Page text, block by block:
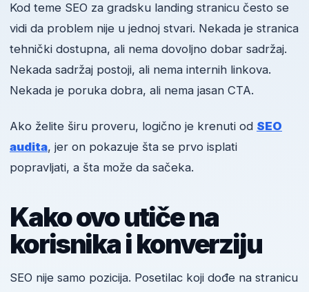
Kod teme SEO za gradsku landing stranicu često se
vidi da problem nije u jednoj stvari. Nekada je stranica
tehnički dostupna, ali nema dovoljno dobar sadržaj.
Nekada sadržaj postoji, ali nema internih linkova.
Nekada je poruka dobra, ali nema jasan CTA.
Ako želite širu proveru, logično je krenuti od SEO
audita, jer on pokazuje šta se prvo isplati
popravljati, a šta može da sačeka.
Kako ovo utiče na
korisnika i konverziju
SEO nije samo pozicija. Posetilac koji dođe na stranicu